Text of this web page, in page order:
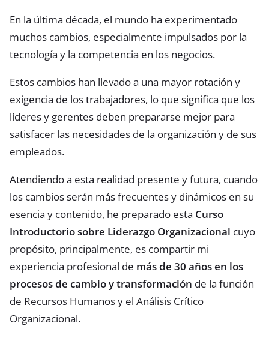
En la última década, el mundo ha experimentado
muchos cambios, especialmente impulsados por la
tecnología y la competencia en los negocios.
Estos cambios han llevado a una mayor rotación y
exigencia de los trabajadores, lo que significa que los
líderes y gerentes deben prepararse mejor para
satisfacer las necesidades de la organización y de sus
empleados.
Atendiendo a esta realidad presente y futura, cuando
los cambios serán más frecuentes y dinámicos en su
esencia y contenido, he preparado esta Curso
Introductorio sobre Liderazgo Organizacional cuyo
propósito, principalmente, es compartir mi
experiencia profesional de más de 30 años en los
procesos de cambio y transformación de la función
de Recursos Humanos y el Análisis Crítico
Organizacional.